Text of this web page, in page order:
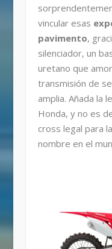
vincular esas
pavimento,
silenciador, un
uretano que
transmisión de
amplia. Añada la
Honda, y no es
cross legal para
nombre en el